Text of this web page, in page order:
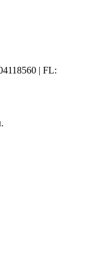
| FL: